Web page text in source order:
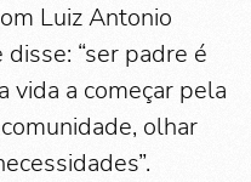
Luiz Antonio
“ser padre é
vida a começar pela
olhar